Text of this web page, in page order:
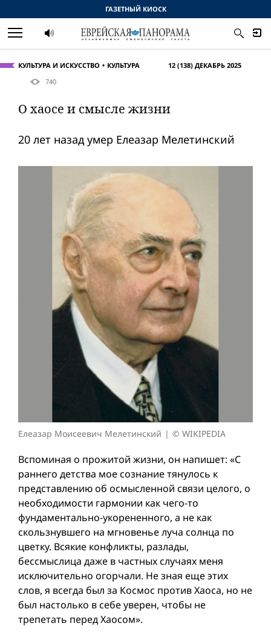
КУЛЬТУРА И ИСКУССТВО КУЛЬТУРА
12 (138) ДЕКАБРЬ 2025
740
О хаосе и смысле жизни
20 лет назад умер Елеазар Мелетинский
Елеазар Моисеевич Мелетинский © WIKIPEDIA
Вспоминая о прожитой жизни, он напишет: «С
раннего детства мое сознание тянулось к
представлению об осмысленной связи целого, о
необходимости гармонии как чего-то
фундаментально-укорененного, а не как
скользнувшего на мгновенье луча солнца по
цветку. Всякие конфликты, разлады,
бессмыслица даже в частных случаях меня
исключительно огорчали. Не зная еще этих
слов, я всегда был за Космос против Хаоса, но не
был настолько в себе уверен, чтобы не
трепетать перед Хаосом».
ГАЗЕТНЫЙ КИОСК